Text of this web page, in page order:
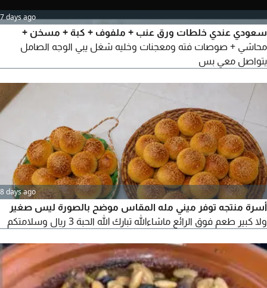
7 days ago
سعودي عندي خلطات ورق عنب + ملفوف + كبة + مسخن +
محاشي + صوصات فته ومعجنات وخليه شغل يبي الوجه الصامل
يتواصل معي بس
8 days ago
أسرة منتجه توفر ميني مله المقاس موضح بالصورة ليس صغير
ولا كبير طعم فوق الرائع ماشاءالله تبارك الله الحبة 3 ريال وسلامتكم